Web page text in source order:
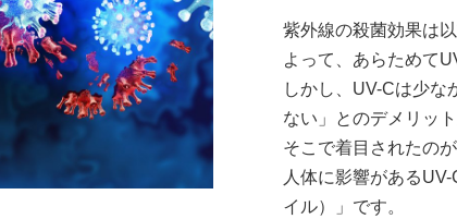
紫外線の殺菌効果は
よって、あらためて
しかし、UV-Cは少な
ない」とのデメリッ
そこで着目されたの
人体に影響がある
イル）」です。